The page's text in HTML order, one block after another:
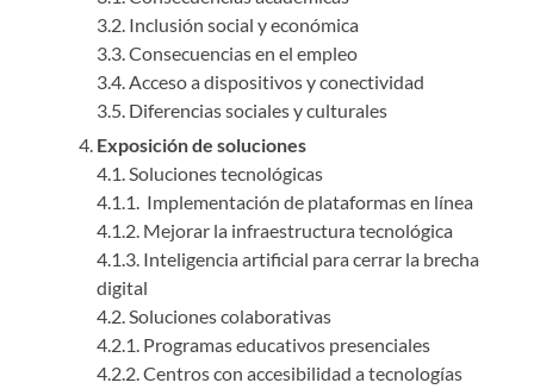
3.2. Inclusión social y económica
3.3. Consecuencias en el empleo
3.4. Acceso a dispositivos y conectividad
3.5. Diferencias sociales y culturales
Exposición de soluciones
4.1. Soluciones tecnológicas
4.1.1. Implementación de plataformas en línea
4.1.2. Mejorar la infraestructura tecnológica
4.1.3. Inteligencia artificial para cerrar la brecha
digital
4.2. Soluciones colaborativas
4.2.1. Programas educativos presenciales
4.2.2. Centros con accesibilidad a tecnologías